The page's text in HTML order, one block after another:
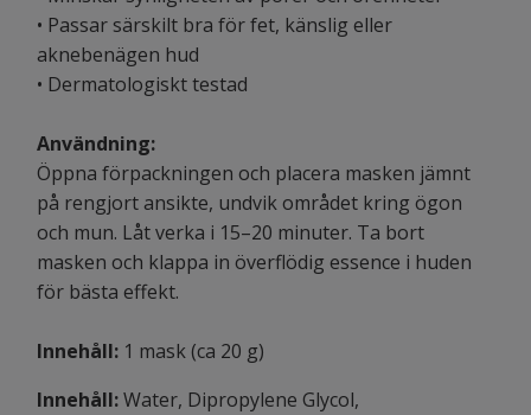
• Passar särskilt bra för fet, känslig eller
aknebenägen hud
• Dermatologiskt testad
Användning:
Öppna förpackningen och placera masken jämnt
på rengjort ansikte, undvik området kring ögon
och mun. Låt verka i 15–20 minuter. Ta bort
masken och klappa in överflödig essence i huden
för bästa effekt.
Innehåll: 1 mask (ca 20 g)
Innehåll:Water, Dipropylene Glycol,